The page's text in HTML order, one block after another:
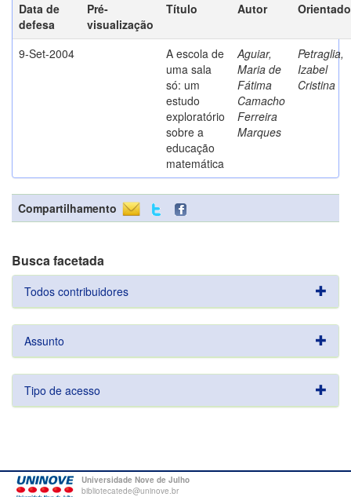
Data de
defesa
Pré-
visualização
Título Autor
9-Set-2004
A escola de
uma sala
só: um
estudo
exploratório
sobre a
educação
matemática
Aguiar,
Maria de
Fátima
Camacho
Ferreira
Marques
Petraglia,
Izabel
Cristina
Compartilhamento
Busca facetada
Todos contribuidores
Assunto
Tipo de acesso
Universidade Nove de Julho
bibliotecatede@uninove.br